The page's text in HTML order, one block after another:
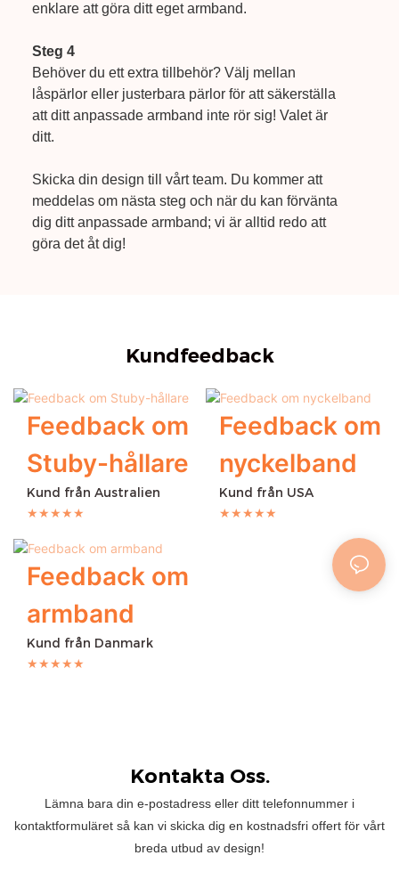
enklare att göra ditt eget armband.
Steg 4
Behöver du ett extra tillbehör? Välj mellan
låspärlor eller justerbara pärlor för att säkerställa
att ditt anpassade armband inte rör sig! Valet är
ditt.
Skicka din design till vårt team. Du kommer att
meddelas om nästa steg och när du kan förvänta
dig ditt anpassade armband; vi är alltid redo att
göra det åt dig!
Kundfeedback
Feedback om
Stuby-hållare
Kund från Australien
★★★★★
Feedback om
nyckelband
Kund från USA
★★★★★
Feedback om
armband
Kund från Danmark
★★★★★
Kontakta Oss.
Lämna bara din e-postadress eller ditt telefonnummer i
kontaktformuläret så kan vi skicka dig en kostnadsfri offert för vårt
breda utbud av design!